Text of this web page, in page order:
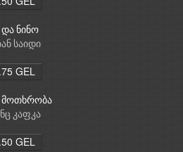
ნინო
საიდი
GEL
კაფკა
GEL